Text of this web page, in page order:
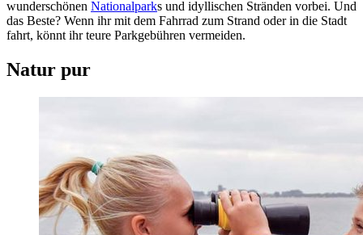
wunderschönen Nationalparks und idyllischen Stränden vorbei. Und
das Beste? Wenn ihr mit dem Fahrrad zum Strand oder in die Stadt
fahrt, könnt ihr teure Parkgebühren vermeiden.
Natur pur